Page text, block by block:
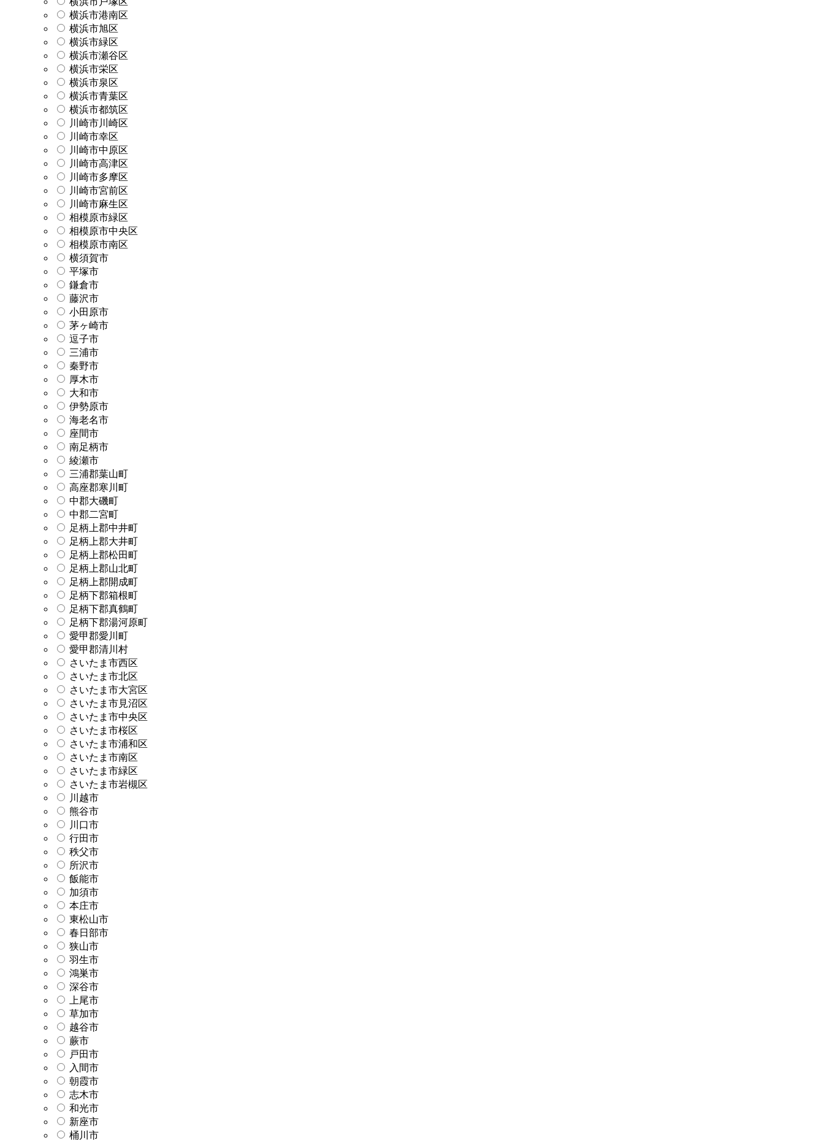
横浜市港南区
横浜市旭区
横浜市緑区
横浜市瀬谷区
横浜市栄区
横浜市泉区
横浜市青葉区
横浜市都筑区
川崎市川崎区
川崎市幸区
川崎市中原区
川崎市高津区
川崎市多摩区
川崎市宮前区
川崎市麻生区
相模原市緑区
相模原市中央区
相模原市南区
横須賀市
平塚市
鎌倉市
藤沢市
小田原市
茅ヶ崎市
逗子市
三浦市
秦野市
厚木市
大和市
伊勢原市
海老名市
座間市
南足柄市
綾瀬市
三浦郡葉山町
高座郡寒川町
中郡大磯町
中郡二宮町
足柄上郡中井町
足柄上郡大井町
足柄上郡松田町
足柄上郡山北町
足柄上郡開成町
足柄下郡箱根町
足柄下郡真鶴町
足柄下郡湯河原町
愛甲郡愛川町
愛甲郡清川村
さいたま市西区
さいたま市北区
さいたま市大宮区
さいたま市見沼区
さいたま市中央区
さいたま市桜区
さいたま市浦和区
さいたま市南区
さいたま市緑区
さいたま市岩槻区
川越市
熊谷市
川口市
行田市
秩父市
所沢市
飯能市
加須市
本庄市
東松山市
春日部市
狭山市
羽生市
鴻巣市
深谷市
上尾市
草加市
越谷市
蕨市
戸田市
入間市
朝霞市
志木市
和光市
新座市
桶川市